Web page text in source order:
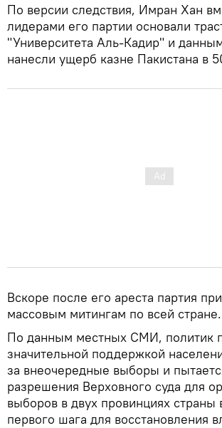
По версии следствия, Имран Хан
лидерами его партии основали
"Университета Аль-Кадир" и
нанесли ущерб казне Пакистана в
Вскоре после его ареста партия
массовым митингам по всей стране.
По данным местных СМИ, политик
значительной поддержкой
за внеочередные выборы и
разрешения Верховного суда для
выборов в двух провинциях страны
первого шага для восстановления